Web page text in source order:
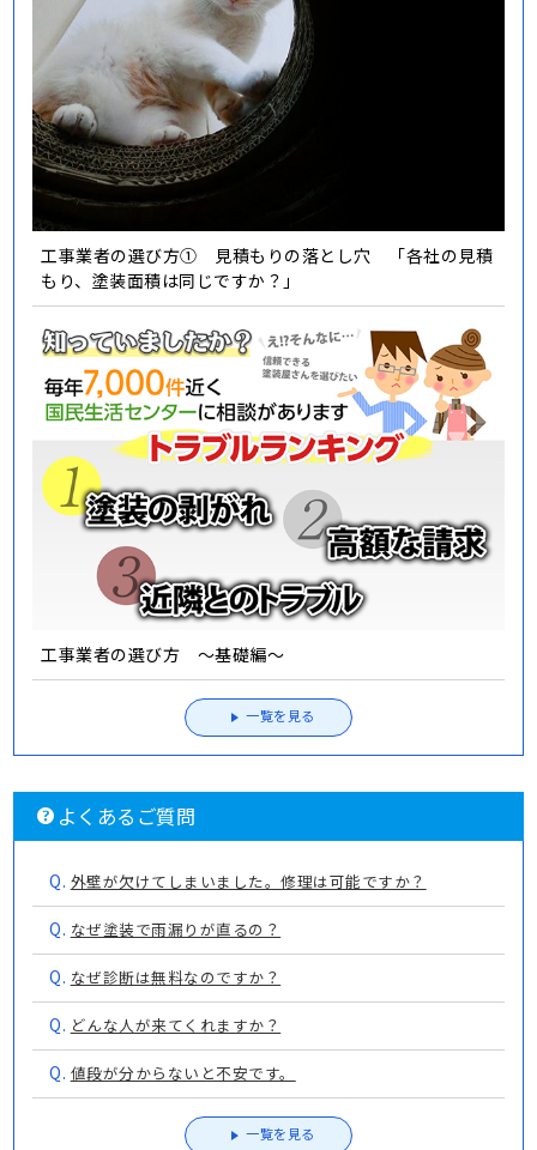
工事業者の選び方① 見積もりの落とし穴 「各社の見積
もり、塗装面積は同じですか？」
工事業者の選び方 ～基礎編～
一覧を見る
よくあるご質問
Q. 外壁が欠けてしまいました。修理は可能ですか？
Q. なぜ塗装で雨漏りが直るの？
Q. なぜ診断は無料なのですか？
Q. どんな人が来てくれますか？
Q. 値段が分からないと不安です。
一覧を見る